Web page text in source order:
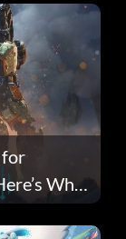
for
Why